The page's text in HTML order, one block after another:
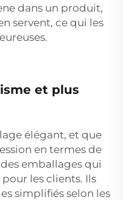
dans un produit,
servent, ce qui les
et plus
élégant, et que
en termes de
emballages qui
les clients. Ils
simplifiés selon les